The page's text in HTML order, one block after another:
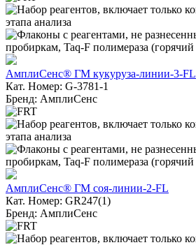
АмплиСенс® ГМ кукуруза-линии-3-FL
Кат. Номер: G-3781-1
Бренд: АмплиСенс
АмплиСенс® ГМ соя-линии-2-FL
Кат. Номер: GR247(1)
Бренд: АмплиСенс